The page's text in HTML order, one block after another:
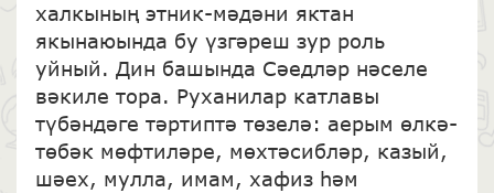
халкының этник-мәдәни яктан
якынаюында бу үзгәреш зур роль
уйный. Дин башында Сәедләр нәселе
вәкиле тора. Руханилар катлавы
түбәндәге тәртиптә төзелә: аерым өлкә-
төбәк мөфтиләре, мөхтәсибләр, казый,
шәех, мулла, имам, хафиз һәм